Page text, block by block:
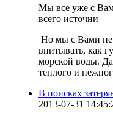
Мы все уже с
всего источни
Но мы с Вами не
впитывать, как
морской воды.
теплого и
В поисках
2013-07-31